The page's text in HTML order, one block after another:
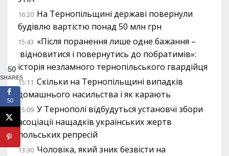
16:20 На Тернопільщині державі повернули
будівлю вартістю понад 50 млн грн
15:43 «Після поранення лише одне бажання –
відновитися і повернутись до побратимів»:
історія незламного тернопільського гвардійця
15:11 Скільки на Тернопільщині випадків
домашнього насильства і як карають
15:09 У Тернополі відбудуться установчі збори
асоціації нащадків українських жертв
польських репресій
13:30 Чоловіка, який зник безвісти на
50
SHARES
50